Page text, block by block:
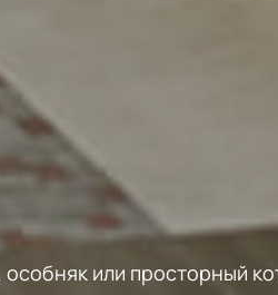
или просторный
6 7 8
Олимпийский парк
Центральный